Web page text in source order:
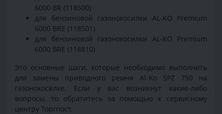
6000 BR (118500)
для бензиновой газонокосилки AL-KO Premium
6000 BRE (118501)
для бензиновой газонокосилки AL-KO Premium
6000 BRE (118810)
Это основные шаги, которые необходимо выполнить
для замены приводного ремня Al-Ko SPZ 750 на
газонокосилке. Если у вас возникнут какие-либо
вопросы, то обратитесь за помощью к сервисному
центру Торгпост.